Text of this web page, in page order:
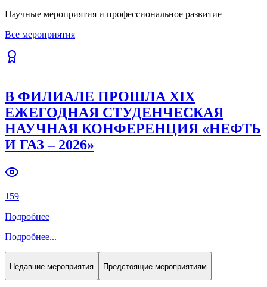
Научные мероприятия и профессиональное развитие
Все мероприятия
В ФИЛИАЛЕ ПРОШЛА XIX
ЕЖЕГОДНАЯ СТУДЕНЧЕСКАЯ
НАУЧНАЯ КОНФЕРЕНЦИЯ «НЕФТЬ
И ГАЗ – 2026»
159
Подробнее
Подробнее...
Недавние мероприятия Предстоящие мероприятиям